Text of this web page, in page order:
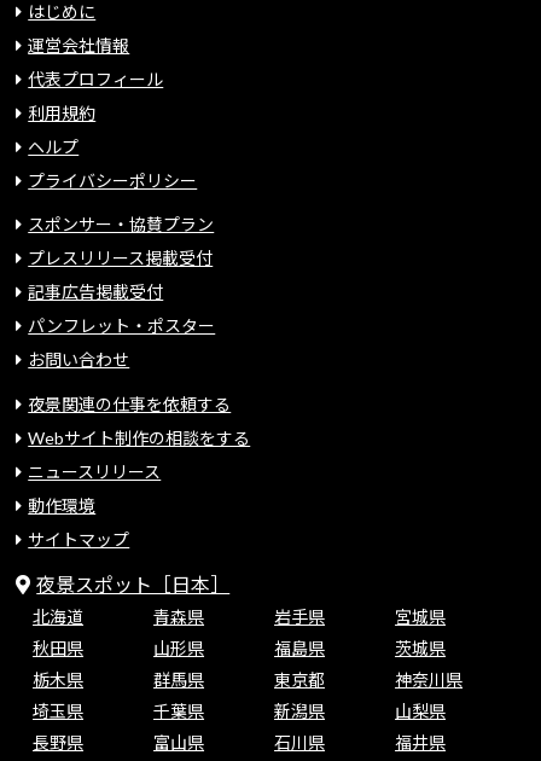
はじめに
運営会社情報
代表プロフィール
利用規約
ヘルプ
プライバシーポリシー
スポンサー・協賛プラン
プレスリリース掲載受付
記事広告掲載受付
パンフレット・ポスター
お問い合わせ
夜景関連の仕事を依頼する
Webサイト制作の相談をする
ニュースリリース
動作環境
サイトマップ
夜景スポット［日本］
北海道 青森県 岩手県
宮城県
秋田県
山形県 福島県
茨城県
栃木県
群馬県 東京都
神奈川県
埼玉県
千葉県 新潟県
山梨県
長野県
富山県 石川県
福井県